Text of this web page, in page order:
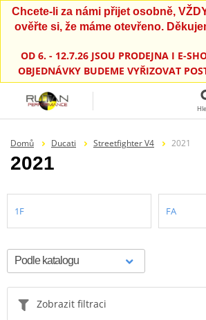
Chcete-li za námi přijet osobně,
ověřte si, že máme otevřeno.
OD 6. - 12.7.26 JSOU PRODEJNA I E-
OBJEDNÁVKY BUDEME VYŘIZOVAT
Domů Ducati Streetfighter V4 2021
2021
1F FA
Zobrazit filtraci